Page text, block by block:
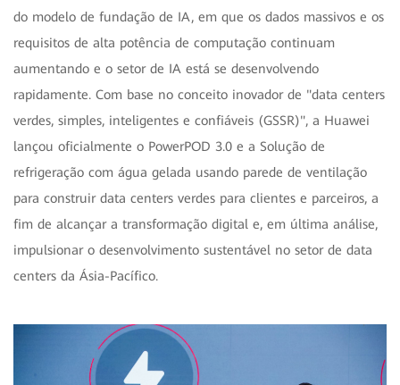
do modelo de fundação de IA, em que os dados massivos e os
requisitos de alta potência de computação continuam
aumentando e o setor de IA está se desenvolvendo
rapidamente. Com base no conceito inovador de "data centers
verdes, simples, inteligentes e confiáveis (GSSR)", a Huawei
lançou oficialmente o PowerPOD 3.0 e a Solução de
refrigeração com água gelada usando parede de ventilação
para construir data centers verdes para clientes e parceiros, a
fim de alcançar a transformação digital e, em última análise,
impulsionar o desenvolvimento sustentável no setor de data
centers da Ásia-Pacífico.